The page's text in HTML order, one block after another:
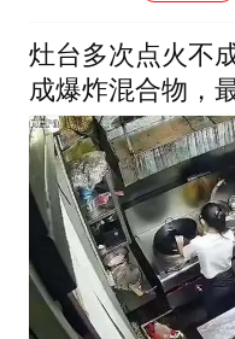
灶台多次点火不
成爆炸混合物，
警示教育